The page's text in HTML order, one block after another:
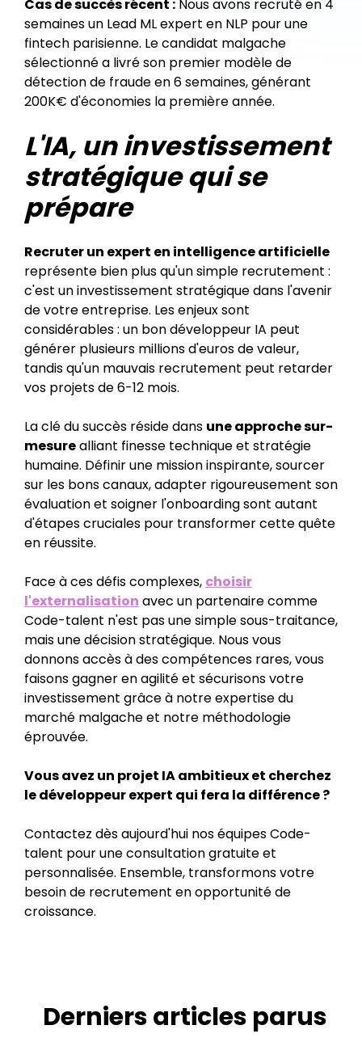
Cas de succès récent : Nous avons recruté en 4
semaines un Lead ML expert en NLP pour une
fintech parisienne. Le candidat malgache
sélectionné a livré son premier modèle de
détection de fraude en 6 semaines, générant
200K€ d'économies la première année.
L'IA, un investissement
stratégique qui se
prépare
Recruter un expert en intelligence artificielle
représente bien plus qu'un simple recrutement :
c'est un investissement stratégique dans l'avenir
de votre entreprise. Les enjeux sont
considérables : un bon développeur IA peut
générer plusieurs millions d'euros de valeur,
tandis qu'un mauvais recrutement peut retarder
vos projets de 6-12 mois.
La clé du succès réside dans une approche sur-
mesurealliant finesse technique et stratégie
humaine. Définir une mission inspirante, sourcer
sur les bons canaux, adapter rigoureusement son
évaluation et soigner l'onboarding sont autant
d'étapes cruciales pour transformer cette quête
en réussite.
Face à ces défis complexes, choisir
l'externalisation avec un partenaire comme
Code-talent n'est pas une simple sous-traitance,
mais une décision stratégique. Nous vous
donnons accès à des compétences rares, vous
faisons gagner en agilité et sécurisons votre
investissement grâce à notre expertise du
marché malgache et notre méthodologie
éprouvée.
Vous avez un projet IA ambitieux et cherchez
le développeur expert qui fera la différence ?
Contactez dès aujourd'hui nos équipes Code-
talent pour une consultation gratuite et
personnalisée. Ensemble, transformons votre
besoin de recrutement en opportunité de
croissance.
Derniers articles parus